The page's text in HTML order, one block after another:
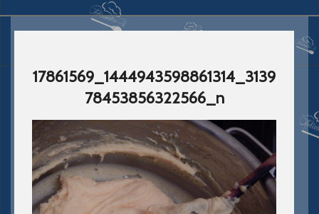
17861569_1444943598861314_3139
78453856322566_n